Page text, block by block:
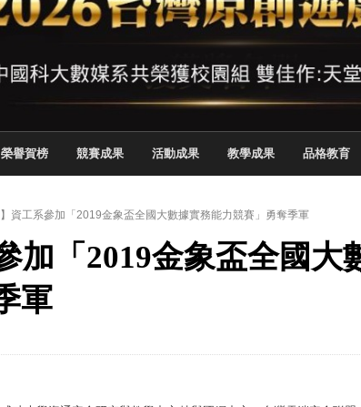
素養」 點亮智慧金融時代的跨域新局
學子
探索金融實習優勢
際影展最高榮譽白金獎
遊戲抱回金點新秀獎
於 2026 TSID 提出具體舊建築再利用提案
專校院電腦動畫競賽嶄露頭角
國科大雙校區學生會全國賽勇奪佳績
畢典青銀共學、逐夢啟航
聲」與「Wwise」雙認證
榮譽賀榜 競賽成果 活動成果 教學成果 品格教育
】資工系參加「2019金象盃全國大數據實務能力競賽」勇奪季軍
加「2019金象盃全國大
軍